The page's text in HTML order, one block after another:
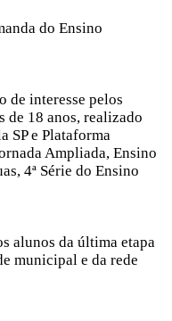
do Ensino
de interesse pelos
de 18 anos, realizado
SP e Plataforma
Ampliada, Ensino
4ª Série do Ensino
alunos da última etapa
municipal e da rede